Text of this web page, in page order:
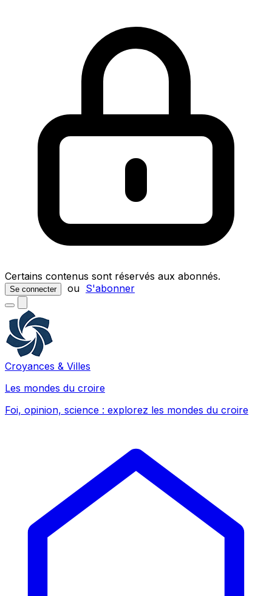
Certains contenus sont réservés aux abonnés.
Se connecter ou S'abonner
Croyances & Villes
Les mondes du croire
Foi, opinion, science : explorez les mondes du croire